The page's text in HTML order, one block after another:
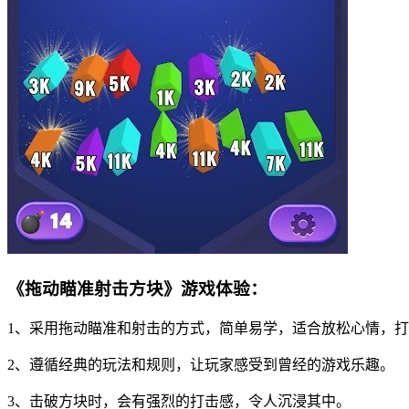
《拖动瞄准射击方块》游戏体验：
1、采用拖动瞄准和射击的方式，简单易学，适合放松心情，打
2、遵循经典的玩法和规则，让玩家感受到曾经的游戏乐趣。
3、击破方块时，会有强烈的打击感，令人沉浸其中。